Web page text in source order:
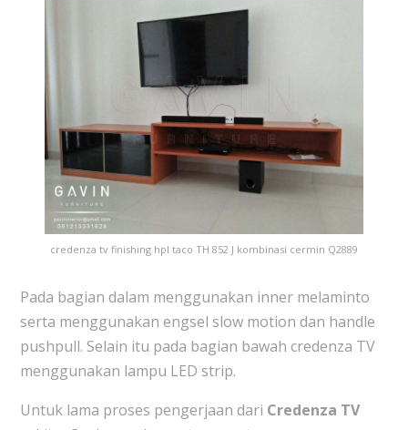
credenza tv finishing hpl taco TH 852 J kombinasi cermin Q2889
Pada bagian dalam menggunakan inner melaminto
serta menggunakan engsel slow motion dan handle
pushpull. Selain itu pada bagian bawah credenza TV
menggunakan lampu LED strip.
Untuk lama proses pengerjaan dari Credenza TV